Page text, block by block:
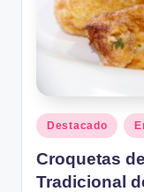
Publicado
en
Destacado
Croquetas
Tradicional